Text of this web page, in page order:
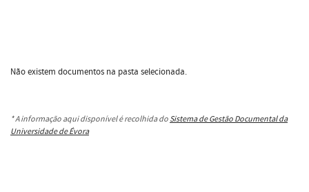
Não existem documentos na pasta selecionada.
* A informação aqui disponível é recolhida do Sistema de Gestão Documental da
Universidade de Évora